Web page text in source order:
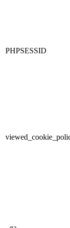
PHPSESSID